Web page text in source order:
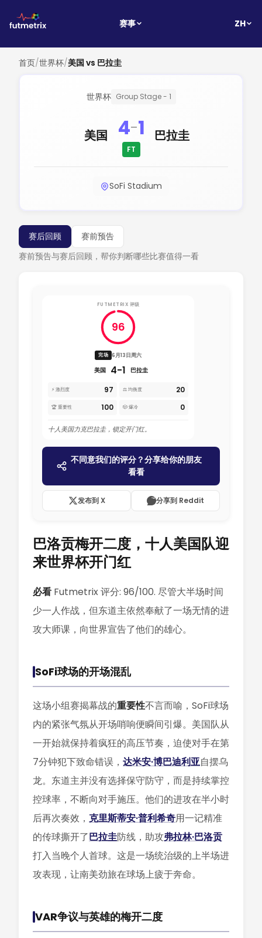
赛事 ZH
首页/世界杯/美国 vs 巴拉圭
世界杯 Group Stage - 1
美国 4-1
FT
巴拉圭
SoFi Stadium
赛后回顾
赛前预告
赛前预告与赛后回顾，帮你判断哪些比赛值得一看
FUTMETRIX 评级
96
完场 6月13日周六
美国 4-1 巴拉圭
⚡ 激烈度 97 ⚖️ 均衡度 20
🏆 重要性 100 🎲 爆冷 0
十人美国力克巴拉圭，锁定开门红。
不同意我们的评分？分享给你的朋友
看看
发布到 X 分享到 Reddit
巴洛贡梅开二度，十人美国队迎
来世界杯开门红
必看 Futmetrix 评分: 96/100. 尽管大半场时间
少一人作战，但东道主依然奉献了一场无情的进
攻大师课，向世界宣告了他们的雄心。
SoFi球场的开场混乱
这场小组赛揭幕战的重要性不言而喻，SoFi球场
内的紧张气氛从开场哨响便瞬间引爆。美国队从
一开始就保持着疯狂的高压节奏，迫使对手在第
7分钟犯下致命错误， 达米安·博巴迪利亚自摆乌
龙。东道主并没有选择保守防守，而是持续掌控
控球率，不断向对手施压。他们的进攻在半小时
后再次奏效， 克里斯蒂安·普利希奇用一记精准
的传球撕开了巴拉圭防线，助攻弗拉林·巴洛贡
打入当晚个人首球。这是一场统治级的上半场进
攻表现，让南美劲旅在球场上疲于奔命。
VAR争议与英雄的梅开二度